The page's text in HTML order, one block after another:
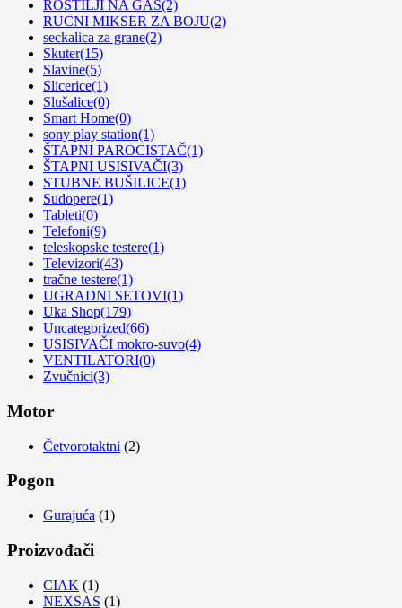
ROŠTILJI NA GAS(2)
RUCNI MIKSER ZA BOJU(2)
seckalica za grane(2)
Skuter(15)
Slavine(5)
Slicerice(1)
Slušalice(0)
Smart Home(0)
sony play station(1)
ŠTAPNI PAROCISTAČ(1)
ŠTAPNI USISIVAČI(3)
STUBNE BUŠILICE(1)
Sudopere(1)
Tableti(0)
Telefoni(9)
teleskopske testere(1)
Televizori(43)
tračne testere(1)
UGRADNI SETOVI(1)
Uka Shop(179)
Uncategorized(66)
USISIVAČI mokro-suvo(4)
VENTILATORI(0)
Zvučnici(3)
Motor
Četvorotaktni (2)
Pogon
Gurajuća (1)
Proizvođači
CIAK (1)
NEXSAS (1)